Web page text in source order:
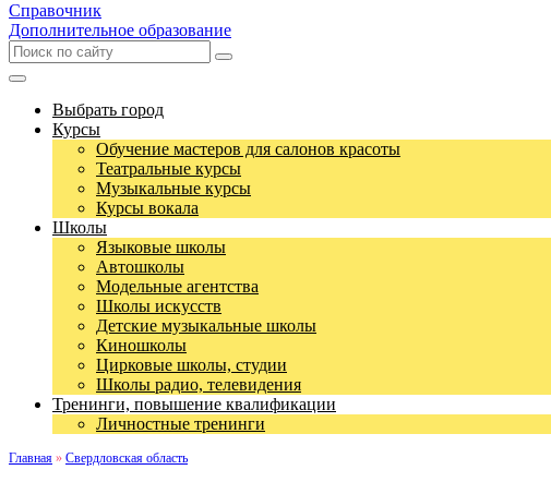
Справочник
Дополнительное образование
Выбрать город
Курсы
Обучение мастеров для салонов красоты
Театральные курсы
Музыкальные курсы
Курсы вокала
Школы
Языковые школы
Автошколы
Модельные агентства
Школы искусств
Детские музыкальные школы
Киношколы
Цирковые школы, студии
Школы радио, телевидения
Тренинги, повышение квалификации
Личностные тренинги
Главная » Свердловская область